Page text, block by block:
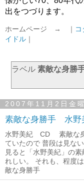
出をつづります。
ホームページ → ｜
イドル ｜
ラベル 素敵な身勝
2007年11月2日金
素敵な身勝手 水野
水野美紀 CD 素敵な身
ていたので 普段は見な
見ると「水野美紀」の
れしい。 それも、程度
敵な身勝手